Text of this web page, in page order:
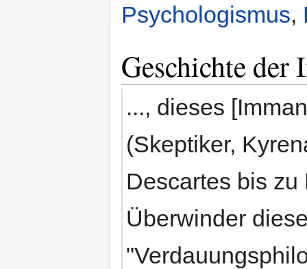
Psychologismus,
Geschichte der
..., dieses
(Skeptiker,
Descartes bis
Überwinder